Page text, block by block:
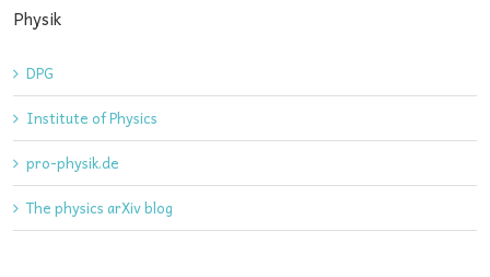
Physik
DPG
Institute of Physics
pro-physik.de
The physics arXiv blog